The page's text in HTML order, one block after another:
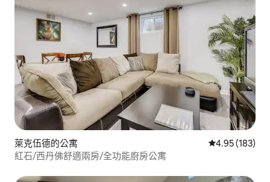
萊克伍德的公寓 從 183 則評價
4.95 (183)
紅石/西丹佛舒適兩房/全功能廚房公寓